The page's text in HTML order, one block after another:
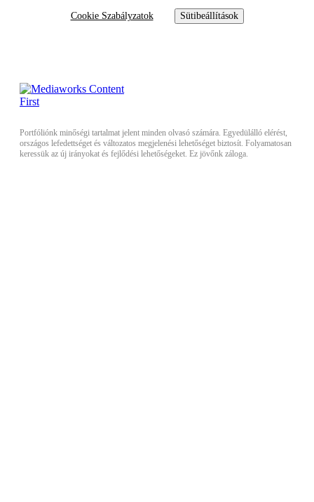
Cookie Szabályzatok Sütibeállítások
Portfóliónk minőségi tartalmat jelent minden olvasó számára. Egyedülálló elérést,
országos lefedettséget és változatos megjelenési lehetőséget biztosít. Folyamatosan
keressük az új irányokat és fejlődési lehetőségeket. Ez jövőnk záloga.